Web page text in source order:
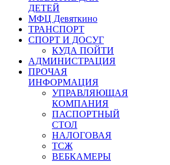
ДЕТЕЙ
МФЦ Девяткино
ТРАНСПОРТ
СПОРТ И ДОСУГ
КУДА ПОЙТИ
АДМИНИСТРАЦИЯ
ПРОЧАЯ
ИНФОРМАЦИЯ
УПРАВЛЯЮЩАЯ
КОМПАНИЯ
ПАСПОРТНЫЙ
СТОЛ
НАЛОГОВАЯ
ТСЖ
ВЕБКАМЕРЫ